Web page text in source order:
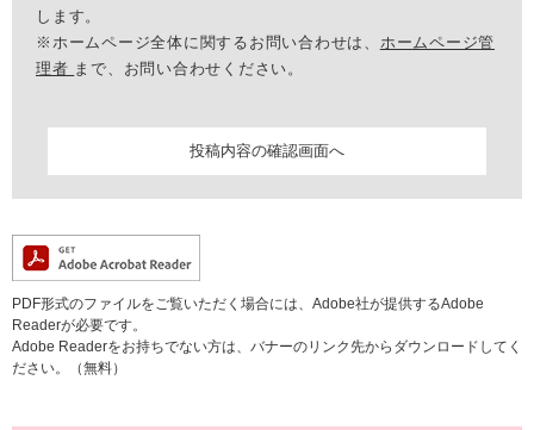
します。
※ホームページ全体に関するお問い合わせは、 ホームページ管
理者 まで、お問い合わせください。
PDF形式のファイルをご覧いただく場合には、Adobe社が提供するAdobe
Readerが必要です。
Adobe Readerをお持ちでない方は、バナーのリンク先からダウンロードしてく
ださい。（無料）